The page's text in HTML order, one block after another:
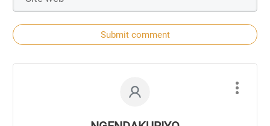
Submit comment